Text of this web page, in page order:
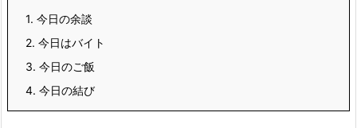
1. 今日の余談
2. 今日はバイト
3. 今日のご飯
4. 今日の結び